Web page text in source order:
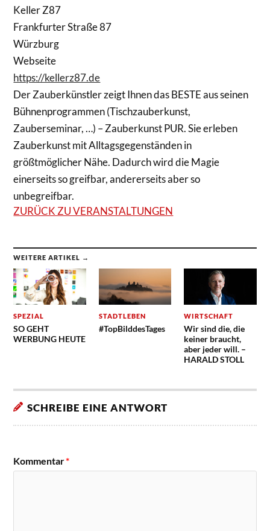
Keller Z87
Frankfurter Straße 87
Würzburg
Webseite
https://kellerz87.de
Der Zauberkünstler zeigt Ihnen das BESTE aus seinen
Bühnenprogrammen (Tischzauberkunst,
Zauberseminar, …) – Zauberkunst PUR. Sie erleben
Zauberkunst mit Alltagsgegenständen in
größtmöglicher Nähe. Dadurch wird die Magie
einerseits so greifbar, andererseits aber so
unbegreifbar.
ZURÜCK ZU VERANSTALTUNGEN
WEITERE ARTIKEL →
SPEZIAL
SO GEHT
WERBUNG HEUTE
STADTLEBEN
#TopBilddesTages
WIRTSCHAFT
Wir sind die, die
keiner braucht,
aber jeder will. –
HARALD STOLL
SCHREIBE EINE ANTWORT
Kommentar*